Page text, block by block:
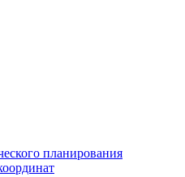
планирования